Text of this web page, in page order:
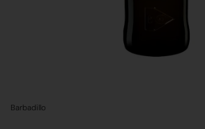
Barbadillo